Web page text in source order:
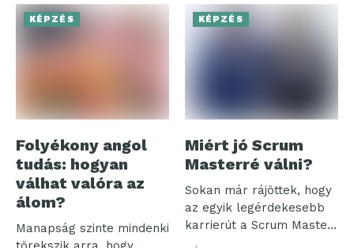
KÉPZÉS
Folyékony angol
tudás: hogyan
válhat valóra az
álom?
Manapság szinte mindenki
KÉPZÉS
Miért jó Scrum
Masterré válni?
Sokan már rájöttek, hogy
az egyik legérdekesebb
karrierút a Scrum Master
szerep...